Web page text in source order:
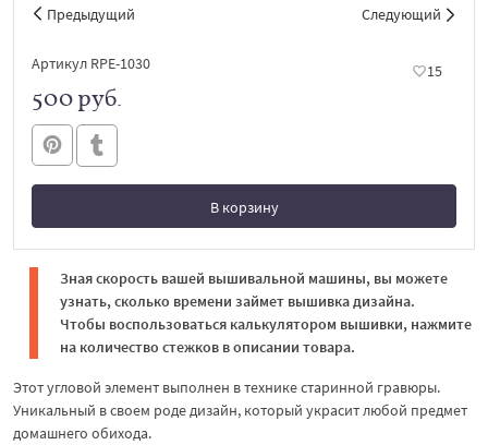
Предыдущий Следующий
Артикул RPE-1030 15
500 руб.
В корзину
В корзине
Зная скорость вашей вышивальной машины, вы можете
узнать, сколько времени займет вышивка дизайна.
Чтобы воспользоваться калькулятором вышивки, нажмите
на количество стежков в описании товара.
Этот угловой элемент выполнен в технике старинной гравюры.
Уникальный в своем роде дизайн, который украсит любой предмет
домашнего обихода.